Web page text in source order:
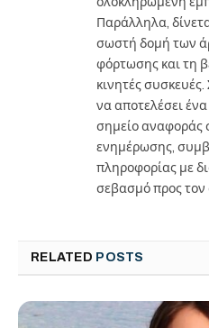
Παράλληλα,
σωστή δομή των
φόρτωσης και τη
κινητές συσκευές.
να αποτελέσει
σημείο αναφοράς
ενημέρωσης,
πληροφορίας με
σεβασμό προς
RELATED POSTS